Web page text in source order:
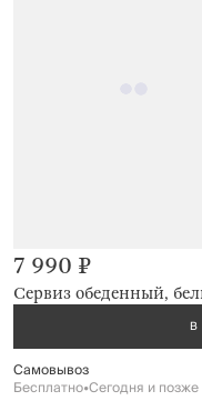
Сервиз обеденный,
7 990 ₽
В
Самовывоз
Бесплатно•Сегодня и позже